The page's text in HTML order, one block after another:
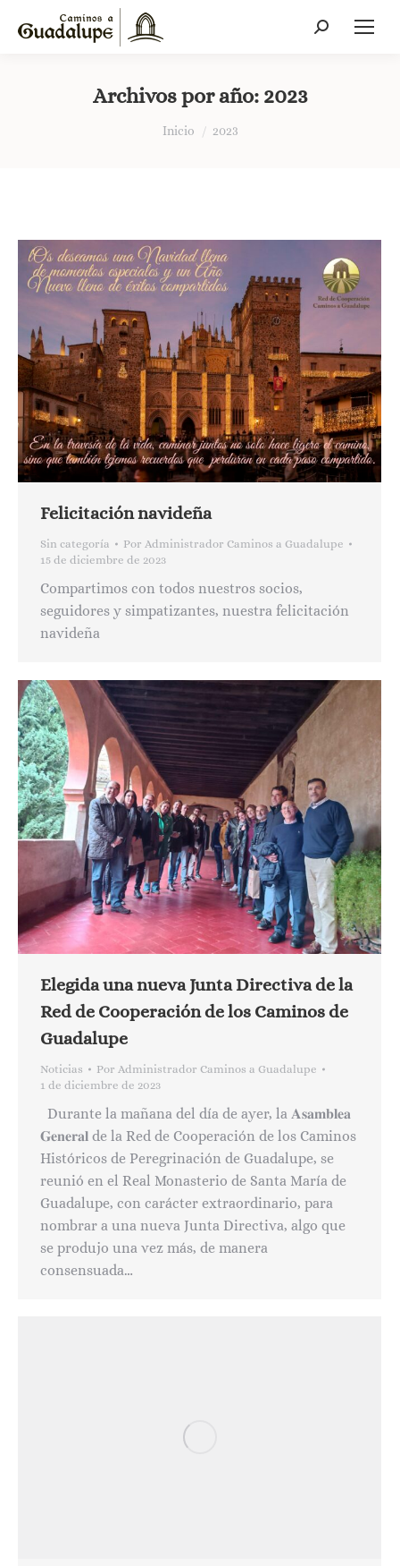
Buscar:
Archivos por año: 2023
Estás aquí:
Inicio 2023
Felicitación navideña
Sin categoría Por Administrador Caminos a Guadalupe
15 de diciembre de 2023
Compartimos con todos nuestros socios,
seguidores y simpatizantes, nuestra felicitación
navideña
Elegida una nueva Junta Directiva de la
Red de Cooperación de los Caminos de
Guadalupe
Noticias Por Administrador Caminos a Guadalupe
1 de diciembre de 2023
Durante la mañana del día de ayer, la 𝐀𝐬𝐚𝐦𝐛𝐥𝐞𝐚
𝐆𝐞𝐧𝐞𝐫𝐚𝐥 de la Red de Cooperación de los Caminos
Históricos de Peregrinación de Guadalupe, se
reunió en el Real Monasterio de Santa María de
Guadalupe, con carácter extraordinario, para
nombrar a una nueva Junta Directiva, algo que
se produjo una vez más, de manera
consensuada…